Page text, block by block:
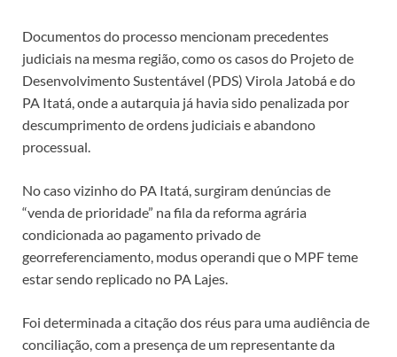
Documentos do processo mencionam precedentes
judiciais na mesma região, como os casos do Projeto de
Desenvolvimento Sustentável (PDS) Virola Jatobá e do
PA Itatá, onde a autarquia já havia sido penalizada por
descumprimento de ordens judiciais e abandono
processual.
No caso vizinho do PA Itatá, surgiram denúncias de
“venda de prioridade” na fila da reforma agrária
condicionada ao pagamento privado de
georreferenciamento, modus operandi que o MPF teme
estar sendo replicado no PA Lajes.
Foi determinada a citação dos réus para uma audiência de
conciliação, com a presença de um representante da